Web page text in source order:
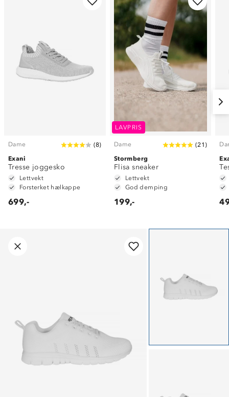
Dame (8)
Exani
Tresse joggesko
Lettvekt
Forsterket hælkappe
699,-
LAVPRIS
Dame (21 )
Stormberg
Flisa sneaker
Lettvekt
God demping
199,-